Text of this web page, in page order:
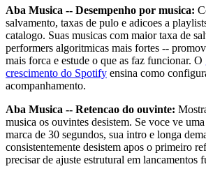
Aba Musica -- Desempenho por musica:
salvamento, taxas de pulo e adicoes a
catalogo. Suas musicas com maior taxa de
performers algoritmicas mais fortes --
mais forca e estude o que as faz funcionar. O
crescimento do Spotify ensina como
acompanhamento.
Aba Musica -- Retencao do ouvinte:
musica os ouvintes desistem. Se voce ve
marca de 30 segundos, sua intro e longa
consistentemente desistem apos o primeiro
precisar de ajuste estrutural em lancamentos